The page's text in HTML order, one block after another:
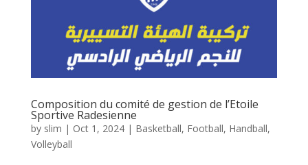
Composition du comité de gestion de l’Etoile
Sportive Radesienne
by slim | Oct 1, 2024| Basketball, Football, Handball,
Volleyball